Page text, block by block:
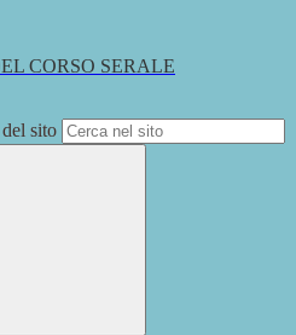
CORSO SERALE
sito